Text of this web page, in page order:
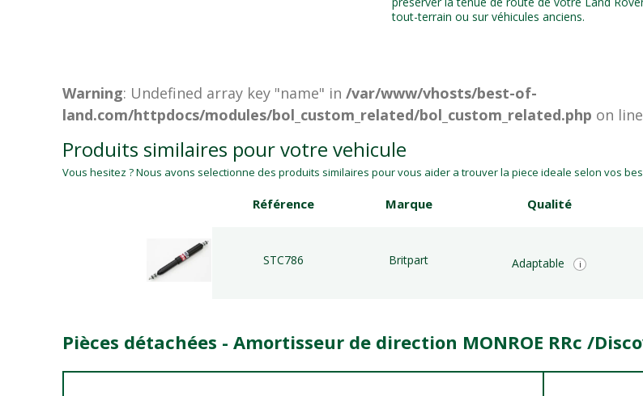
tout-terrain ou sur véhicules anciens.
Warning: Undefined array key "name" in/var/www/vhosts/best-of-
land.com/httpdocs/modules/bol_custom_related/bol_custom_related.php on line
Produits similaires pour votre vehicule
Vous hesitez ? Nous avons selectionne des produits similaires pour vous aider a trouver la piece ideale selon vos
Référence Marque Qualité
STC786 Britpart Adaptable i
Pièces détachées - Amortisseur de direction MONROE RRc /